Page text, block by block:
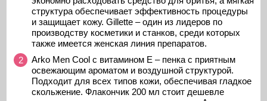
структура обеспечивает эффективность процедуры
и защищает кожу. Gillette – один из лидеров по
производству косметики и станков, среди которых
также имеется женская линия препаратов.
Arko Men Cool с витамином Е – пенка с приятным
освежающим ароматом и воздушной структурой.
Подходит для всех типов кожи, обеспечивая гладкое
скольжение. Флакончик 200 мл стоит дешевле